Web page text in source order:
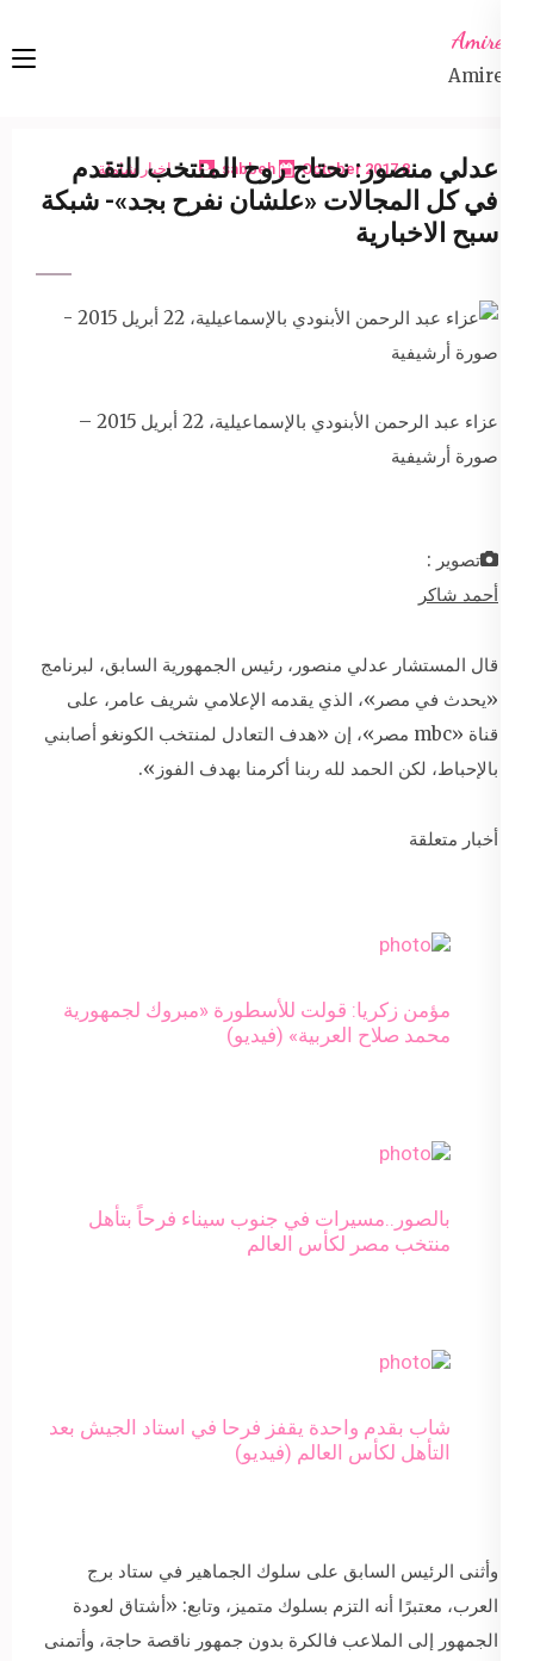
content
Amireta
Amireta
8 October 2017
sabbeh اخبار شاملة
عدلي منصور: نحتاج روح المنتخب للتقدم
في كل المجالات «علشان نفرح بجد»- شبكة
سبح الاخبارية
عزاء عبد الرحمن الأبنودي بالإسماعيلية، 22 أبريل 2015 –
صورة أرشيفية
تصوير :
أحمد شاكر
قال المستشار عدلي منصور، رئيس الجمهورية السابق، لبرنامج
«يحدث في مصر»، الذي يقدمه الإعلامي شريف عامر، على
قناة «mbc مصر»، إن «هدف التعادل لمنتخب الكونغو أصابني
بالإحباط، لكن الحمد لله ربنا أكرمنا بهدف الفوز».
أخبار متعلقة
مؤمن زكريا: قولت للأسطورة «مبروك لجمهورية
محمد صلاح العربية» (فيديو)
بالصور..مسيرات في جنوب سيناء فرحاً بتأهل
منتخب مصر لكأس العالم
شاب بقدم واحدة يقفز فرحا في استاد الجيش بعد
التأهل لكأس العالم (فيديو)
وأثنى الرئيس السابق على سلوك الجماهير في ستاد برج
العرب، معتبرًا أنه التزم بسلوك متميز، وتابع: «أشتاق لعودة
الجمهور إلى الملاعب فالكرة بدون جمهور ناقصة حاجة، وأتمنى